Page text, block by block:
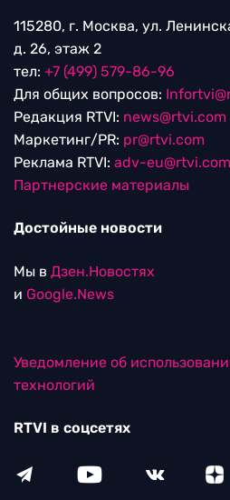
115280, г. Москва, ул.
д. 26, этаж 2
тел: +7 (499) 579-86-96
Для общих вопросов:
Редакция RTVI: news@rtvi.com
Маркетинг/PR: pr@rtvi.com
Реклама RTVI: adv-eu@rtvi.com
Партнерские материалы
Достойные новости
Мы в Дзен.Новостях
и Google.News
Уведомление об
технологий
RTVI в соцсетях